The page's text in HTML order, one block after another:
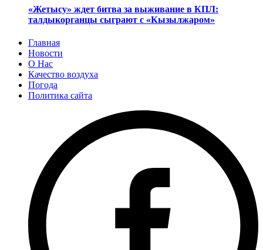
«Жетысу» ждет битва за выживание в КПЛ:
талдыкорганцы сыграют с «Кызылжаром»
Главная
Новости
О Нас
Качество воздуха
Погода
Политика сайта